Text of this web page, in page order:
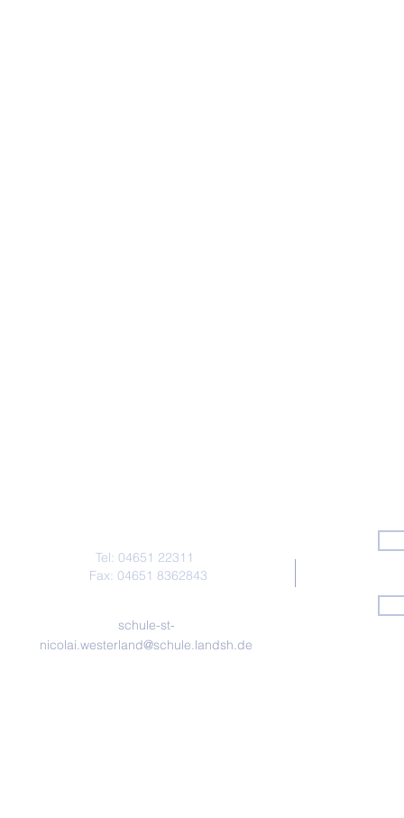
Tel: 04651 22311
Fax: 04651 8362843
schule-st-
nicolai.westerland@schule.landsh.de